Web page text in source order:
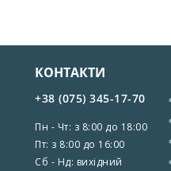
КОНТАКТИ
+38 (075) 345-17-70
Пн - Чт: з 8:00 до 18:00
Пт: з 8:00 до 16:00
Сб - Нд: вихідний